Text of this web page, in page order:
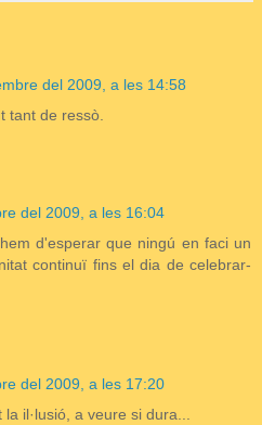
del 2009, a les 14:58
tant de ressò.
del 2009, a les 16:04
d'esperar que ningú en faci un
continuï fins el dia de celebrar-
del 2009, a les 17:20
il·lusió, a veure si dura...